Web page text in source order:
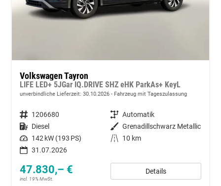
Volkswagen Tayron
LIFE LED+ 5JGar IQ.DRIVE SHZ eHK ParkAs+ KeyL
unverbindliche Lieferzeit: 30.10.2026 Fahrzeug mit Tageszulassung
Fahrzeugnummer 1206680 Getriebe Automatik
Kraftstoff Diesel Außenfarbe Grenadillschwarz Metallic
Leistung 142 kW (193 PS) Kilometerstand
10 km
31.07.2026
47.830,– €
incl. 19% MwSt.
Details